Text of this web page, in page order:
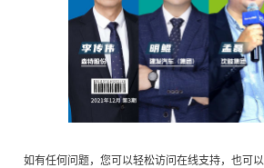
如有任何问题，您可以轻松访问在线支持，也可